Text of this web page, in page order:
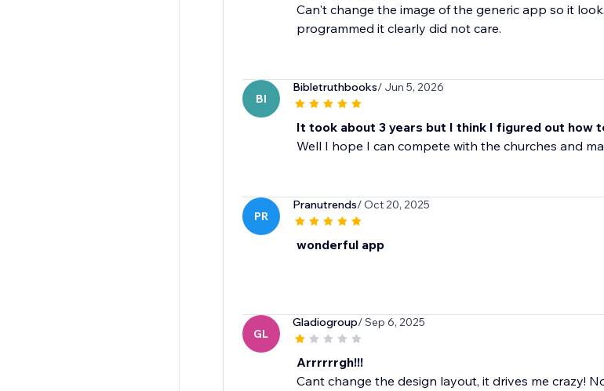
Can't change the image of the generic app so it
programmed it clearly did not care.
BI
Bibletruthbooks/ Jun 5, 2026
It took about 3 years but I think I figured out how
Well I hope I can compete with the churches and
PR
Pranutrends/ Oct 20, 2025
wonderful app
GL
Gladiogroup/ Sep 6, 2025
Arrrrrrgh!!!
Cant change the design layout, it drives me crazy!